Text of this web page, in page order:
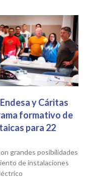
y Cáritas
formativo de
para 22
grandes posibilidades
de instalaciones